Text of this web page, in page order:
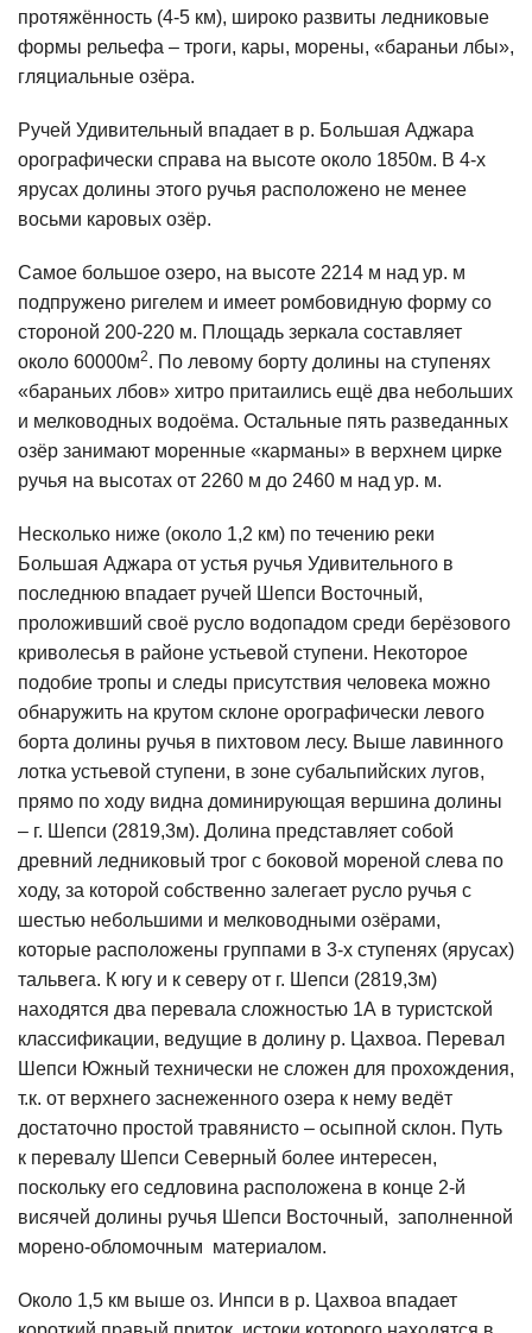
протяжённость (4-5 км), широко развиты ледниковые
формы рельефа – троги, кары, морены, «бараньи лбы»,
гляциальные озёра.
Ручей Удивительный впадает в р. Большая Аджара
орографически справа на высоте около 1850м. В 4-х
ярусах долины этого ручья расположено не менее
восьми каровых озёр.
Самое большое озеро, на высоте 2214 м над ур. м
подпружено ригелем и имеет ромбовидную форму со
стороной 200-220 м. Площадь зеркала составляет
около 60000м2. По левому борту долины на ступенях
«бараньих лбов» хитро притаились ещё два небольших
и мелководных водоёма. Остальные пять разведанных
озёр занимают моренные «карманы» в верхнем цирке
ручья на высотах от 2260 м до 2460 м над ур. м.
Несколько ниже (около 1,2 км) по течению реки
Большая Аджара от устья ручья Удивительного в
последнюю впадает ручей Шепси Восточный,
проложивший своё русло водопадом среди берёзового
криволесья в районе устьевой ступени. Некоторое
подобие тропы и следы присутствия человека можно
обнаружить на крутом склоне орографически левого
борта долины ручья в пихтовом лесу. Выше лавинного
лотка устьевой ступени, в зоне субальпийских лугов,
прямо по ходу видна доминирующая вершина долины
– г. Шепси (2819,3м). Долина представляет собой
древний ледниковый трог с боковой мореной слева по
ходу, за которой собственно залегает русло ручья с
шестью небольшими и мелководными озёрами,
которые расположены группами в 3-х ступенях (ярусах)
тальвега. К югу и к северу от г. Шепси (2819,3м)
находятся два перевала сложностью 1А в туристской
классификации, ведущие в долину р. Цахвоа. Перевал
Шепси Южный технически не сложен для прохождения,
т.к. от верхнего заснеженного озера к нему ведёт
достаточно простой травянисто – осыпной склон. Путь
к перевалу Шепси Северный более интересен,
поскольку его седловина расположена в конце 2-й
висячей долины ручья Шепси Восточный, заполненной
морено-обломочным материалом.
Около 1,5 км выше оз. Инпси в р. Цахвоа впадает